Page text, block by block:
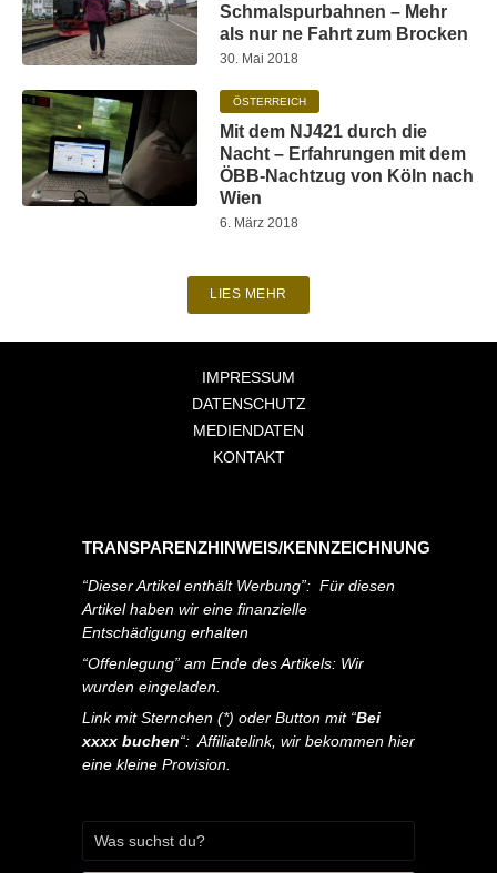
Schmalspurbahnen – Mehr
als nur ne Fahrt zum Brocken
30. Mai 2018
ÖSTERREICH
Mit dem NJ421 durch die
Nacht – Erfahrungen mit dem
ÖBB-Nachtzug von Köln nach
Wien
6. März 2018
LIES MEHR
IMPRESSUM
DATENSCHUTZ
MEDIENDATEN
KONTAKT
TRANSPARENZHINWEIS/KENNZEICHNUNG
“Dieser Artikel enthält Werbung”: Für diesen
Artikel haben wir eine finanzielle
Entschädigung erhalten
“Offenlegung” am Ende des Artikels: Wir
wurden eingeladen.
Link mit Sternchen (*) oder Button mit “Bei
xxxx buchen“: Affiliatelink, wir bekommen hier
eine kleine Provision.